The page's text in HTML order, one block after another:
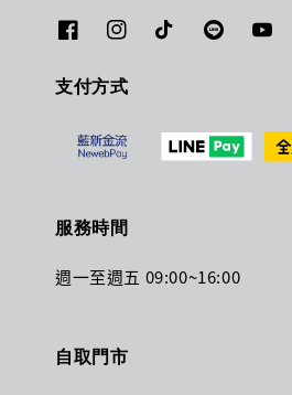
支付方式
服務時間
週一至週五 09:00~16:00
自取門市